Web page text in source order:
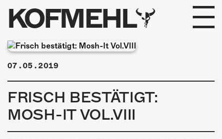
KOFMEHL
PROGRAMM
FABRIKGEFLÜSTER
GALERIE
07.05.2019
FRISCH BESTÄTIGT:
MOSH-IT VOL.VIII